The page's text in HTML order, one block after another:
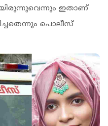
ഇതാണ്
പൊലീസ്